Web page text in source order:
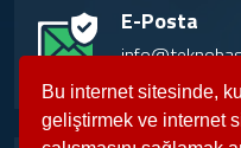
Bu internet sitesinde,
geliştirmek ve internet
E-Posta